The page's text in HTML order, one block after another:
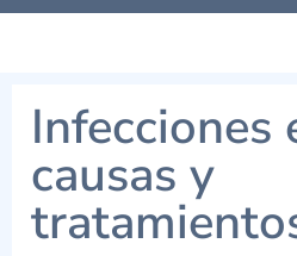
Infecciones
causas y